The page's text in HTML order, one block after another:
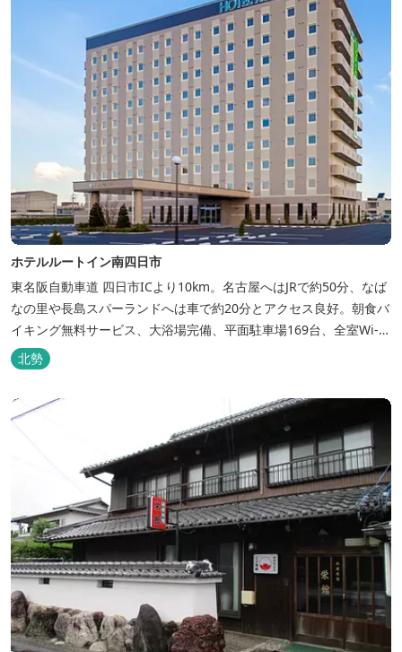
ホテルルートイン南四日市
東名阪自動車道 四日市ICより10km。名古屋へはJRで約50分、なば
なの里や長島スパーランドへは車で約20分とアクセス良好。朝食バ
イキング無料サービス、大浴場完備、平面駐車場169台、全室Wi-Fi
完備。ビジネスにも観光にもご利用頂ける快適なホテルライフをご
提供します。
北勢